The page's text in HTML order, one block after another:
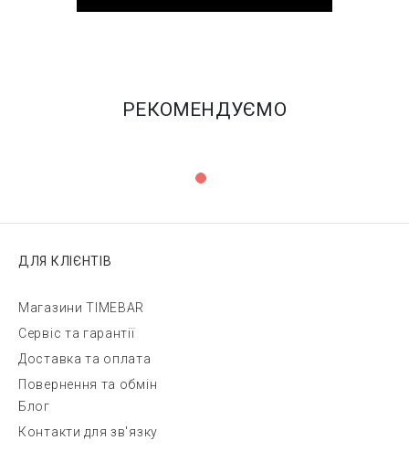
РЕКОМЕНДУЄМО
ДЛЯ КЛІЄНТІВ
Магазини TIMEBAR
Сервіс та гарантії
Доставка та оплата
Повернення та обмін
Блог
Контакти для зв'язку